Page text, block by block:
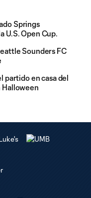
Springs
U.S. Open Cup.
Sounders FC
partido en casa del
Halloween